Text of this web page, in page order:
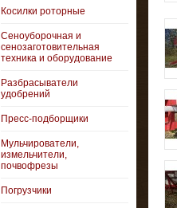
Косилки роторные
Сеноуборочная и
сенозаготовительная
техника и оборудование
Разбрасыватели
удобрений
Пресс-подборщики
Мульчирователи,
измельчители,
почвофрезы
Погрузчики